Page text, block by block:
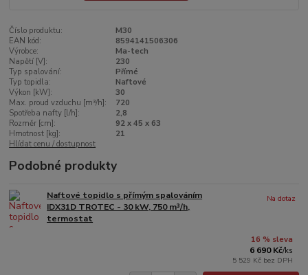
Číslo produktu:
M30
EAN kód:
8594141506306
Výrobce:
Ma-tech
Napětí [V]:
230
Typ spalování:
Přímé
Typ topidla:
Naftové
Výkon [kW]:
30
Max. proud vzduchu [m³/h]:
720
Spotřeba nafty [l/h]:
2,8
Rozměr [cm]:
92 x 45 x 63
Hmotnost [kg]:
21
Hlídat cenu / dostupnost
Podobné produkty
Naftové topidlo s přímým spalováním
IDX31D TROTEC - 30 kW, 750 m³/h,
termostat
16 % sleva
6 690 Kč/ks
5 529 Kč bez DPH
Na dotaz